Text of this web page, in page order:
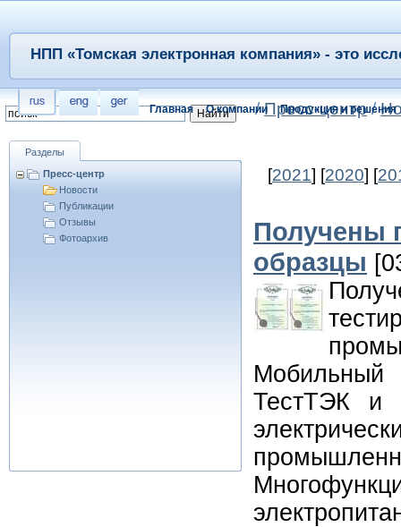
Главная О компании Продукция и решения
НПП «Томская электронная компания» - это
Разделы
Пресс-центр
Новости
Публикации
Отзывы
Фотоархив
/Пресс-центр/
[2021] [2020] [
Получены
образцы
Мобильный
ТестТЭК